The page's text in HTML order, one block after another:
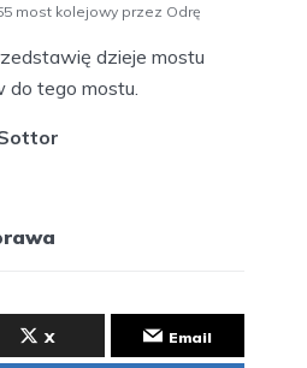
most kolejowy przez Odrę
dzieje mostu
tego mostu.
X Email